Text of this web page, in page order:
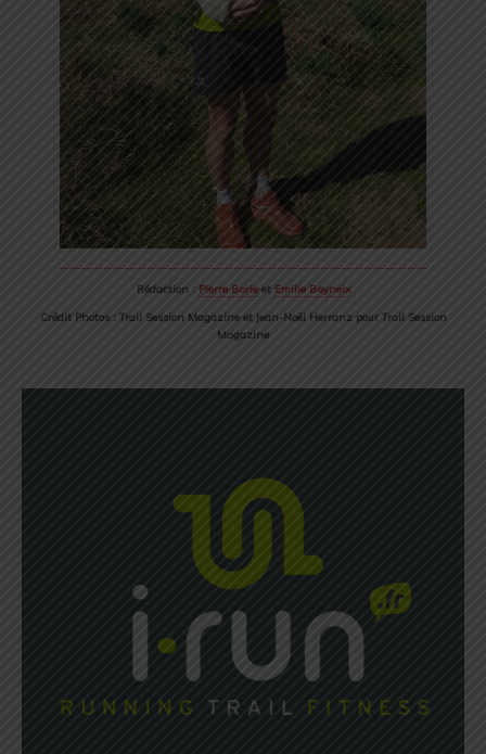
Rédaction : Pierre Borieet Emilie Beyneix
Crédit Photos : Trail Session Magazine et Jean-Noël Herranz pour Trail Session
Magazine